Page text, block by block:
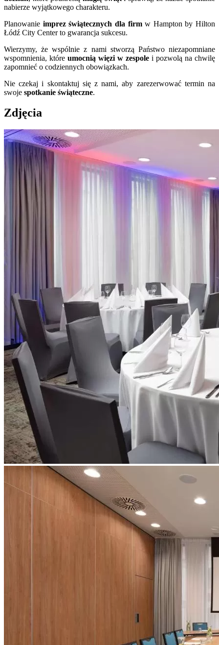
nabierze wyjątkowego charakteru.
Planowanie imprez świątecznych dla firmw Hampton by Hilton
Łódź City Center to gwarancja sukcesu.
Wierzymy, że wspólnie z nami stworzą Państwo niezapomniane
wspomnienia, które umocnią więzi w zespole i pozwolą na chwilę
zapomnieć o codziennych obowiązkach.
Nie czekaj i skontaktuj się z nami, aby zarezerwować termin na
swoje spotkanie świąteczne.
Zdjęcia